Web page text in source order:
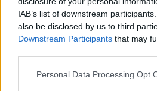
IAB’s list of downstream
also be disclosed by us to third
Downstream Participants that may
Personal Data Processing Opt
Το έργο SandMap